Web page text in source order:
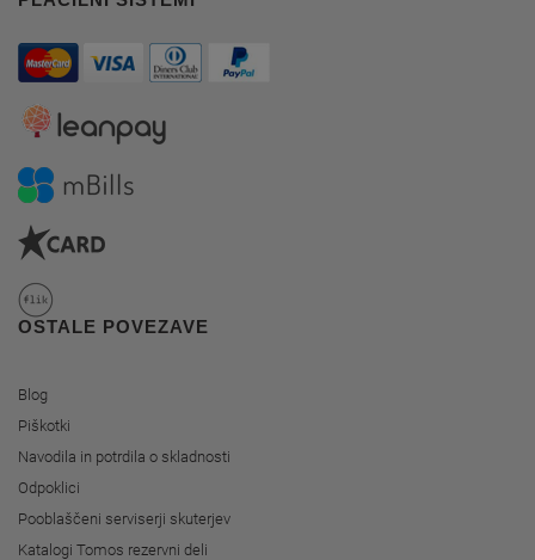
OSTALE POVEZAVE
Blog
Piškotki
Navodila in potrdila o skladnosti
Odpoklici
Pooblaščeni serviserji skuterjev
Katalogi Tomos rezervni deli